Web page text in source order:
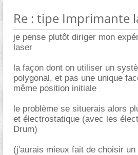
Re : tipe Imprimante
je pense plutôt diriger mon
laser
la façon dont on utiliser un
polygonal, et pas une unique
même position initiale
le problème se situerais alors
et électrostatique (avec les
Drum)
(j'aurais mieux fait de choisir